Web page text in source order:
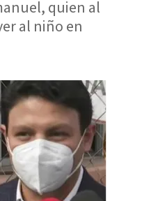
quien al
al niño en